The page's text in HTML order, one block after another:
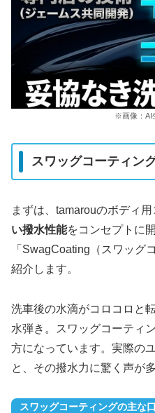
※画像：AI
スワッグコーティン
まずは、tamarouのボディ
い撥水性能をコンセプトに
「SwagCoating（スワッグ
紹介します。
洗車後の水滴がコロコロと
水弾き。スワッグコーティ
方になっています。実際の
と、その撥水力に驚く声が
スワッグコーティングの主な